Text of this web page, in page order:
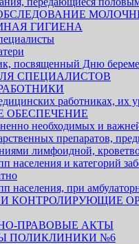
ГИГИЕНА
посвященный Дню
СПЕЦИАЛИСТОВ
работниках, их
ОБЕСПЕЧЕНИЕ
необходимых и
препаратов,
лимфоидной,
населения и категорий
населения, при
КОНТРОЛИРУЮЩИЕ
ПРАВОВЫЕ АКТЫ
ПОЛИКЛИНИКИ №6